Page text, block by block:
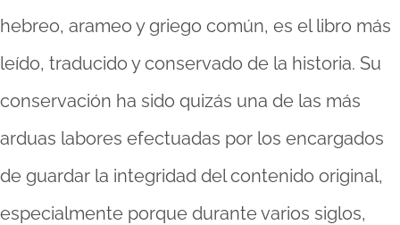
hebreo, arameo y griego común, es el libro más
leído, traducido y conservado de la historia. Su
conservación ha sido quizás una de las más
arduas labores efectuadas por los encargados
de guardar la integridad del contenido original,
especialmente porque durante varios siglos,